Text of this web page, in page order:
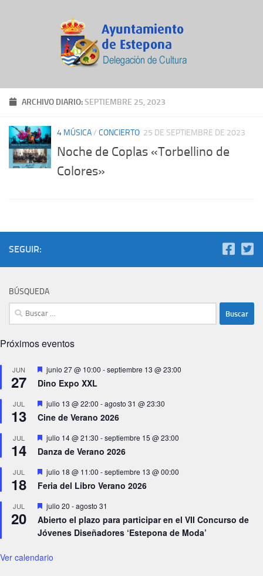
ARCHIVO DIARIO:SEPTIEMBRE 25, 2023
4 MÚSICA/ CONCIERTO 25 DE SEPTIEMBRE DE 2023
Noche de Coplas «Torbellino de
Colores»
SEGUIR:
BÚSQUEDA
Buscar:
Próximos eventos
JUN
27
Destacado
junio 27 @ 10:00 -septiembre 13 @ 23:00
Dino Expo XXL
JUL
13
Destacado
julio 13 @ 22:00 -agosto 31 @ 23:30
Cine de Verano 2026
JUL
14
Destacado
julio 14 @ 21:30 -septiembre 15 @ 23:00
Danza de Verano 2026
JUL
18
Destacado
julio 18 @ 11:00 -septiembre 13 @ 00:00
Feria del Libro Verano 2026
JUL
20
Destacado
julio 20 -agosto 31
Abierto el plazo para participar en el VII Concurso de
Jóvenes Diseñadores ‘Estepona de Moda’
Ver calendario